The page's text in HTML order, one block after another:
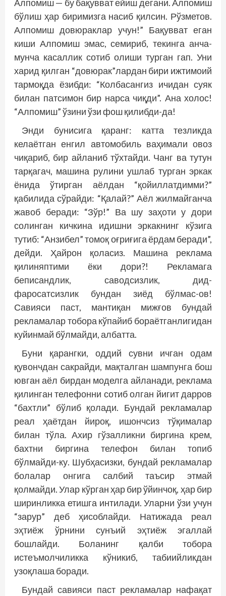
Алпомиш — бу бақувват ейиш дегани. Алпомиш
бўлиш ҳар биримизга насиб қилсин. Рўзметов.
Алпомиш довюраклар учун!” Бақувват еган
киши Алпомиш эмас, семириб, текинга анча-
мунча касаллик сотиб олиши турган гап. Уни
харид қилган “довюрак”лардан бири ижтимоий
тармоқда ёзибди: “Колбасангиз ичидан суяк
билан патсимон бир нарса чиқди”. Ана холос!
“Алпомиш” ўзини ўзи фош қилибди-да!
Энди бунисига қаранг: катта тезликда
келаётган енгил автомобиль ваҳимали овоз
чиқариб, бир айланиб тўхтайди. Чанг ва тутун
тарқагач, машина рулини ушлаб турган эркак
ёнида ўтирган аёлдан “қойиллатдимми?”
қабилида сўрайди: “Қалай?” Аёл жилмайганча
жавоб беради: “Зўр!” Ва шу заҳоти у дори
солинган кичкина идишни эркакнинг кўзига
тутиб: “Анзибел” томоқ оғриғига ёрдам беради”,
дейди. Ҳайрон қоласиз. Машина реклама
қилиняптими ёки дори?! Рекламага
беписандлик, саводсизлик, дид-
фаросатсизлик бундан зиёд бўлмас-ов!
Савияси паст, мантиқан мижғов бундай
рекламалар тобора кўпайиб бораётганлигидан
куйинмай бўлмайди, албатта.
Буни қарангки, оддий сувни ичган одам
қувончдан сакрайди, мақталган шампунга бош
ювган аёл бирдан моделга айланади, реклама
қилинган телефонни сотиб олган йигит дарров
“бахтли” бўлиб қолади. Бундай рекламалар
реал ҳаётдан йироқ, ишончсиз тўқималар
билан тўла. Ахир гўзалликни биргина крем,
бахтни биргина телефон билан топиб
бўлмайди-ку. Шубҳасизки, бундай рекламалар
болалар онгига салбий таъсир этмай
қолмайди. Улар кўрган ҳар бир ўйинчоқ, ҳар бир
ширинликка етишга интилади. Уларни ўзи учун
“зарур” деб ҳисоблайди. Натижада реал
эҳтиёж ўрнини сунъий эҳтиёж эгаллай
бошлайди. Боланинг қалби тобора
истеъмолчиликка кўникиб, табиийликдан
узоқлаша боради.
Бундай савияси паст рекламалар нафақат